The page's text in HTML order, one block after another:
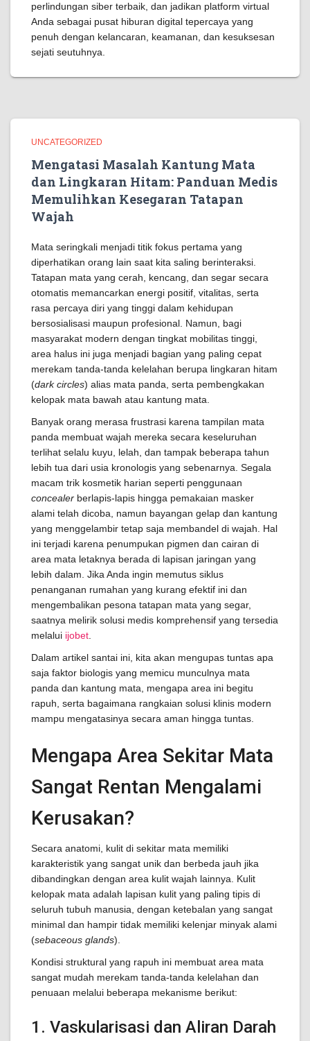
perlindungan siber terbaik, dan jadikan platform virtual
Anda sebagai pusat hiburan digital tepercaya yang
penuh dengan kelancaran, keamanan, dan kesuksesan
sejati seutuhnya.
UNCATEGORIZED
Mengatasi Masalah Kantung Mata
dan Lingkaran Hitam: Panduan Medis
Memulihkan Kesegaran Tatapan
Wajah
Mata seringkali menjadi titik fokus pertama yang
diperhatikan orang lain saat kita saling berinteraksi.
Tatapan mata yang cerah, kencang, dan segar secara
otomatis memancarkan energi positif, vitalitas, serta
rasa percaya diri yang tinggi dalam kehidupan
bersosialisasi maupun profesional. Namun, bagi
masyarakat modern dengan tingkat mobilitas tinggi,
area halus ini juga menjadi bagian yang paling cepat
merekam tanda-tanda kelelahan berupa lingkaran hitam
(dark circles) alias mata panda, serta pembengkakan
kelopak mata bawah atau kantung mata.
Banyak orang merasa frustrasi karena tampilan mata
panda membuat wajah mereka secara keseluruhan
terlihat selalu kuyu, lelah, dan tampak beberapa tahun
lebih tua dari usia kronologis yang sebenarnya. Segala
macam trik kosmetik harian seperti penggunaan
concealer berlapis-lapis hingga pemakaian masker
alami telah dicoba, namun bayangan gelap dan kantung
yang menggelambir tetap saja membandel di wajah. Hal
ini terjadi karena penumpukan pigmen dan cairan di
area mata letaknya berada di lapisan jaringan yang
lebih dalam. Jika Anda ingin memutus siklus
penanganan rumahan yang kurang efektif ini dan
mengembalikan pesona tatapan mata yang segar,
saatnya melirik solusi medis komprehensif yang tersedia
melalui ijobet
Dalam artikel santai ini, kita akan mengupas tuntas apa
saja faktor biologis yang memicu munculnya mata
panda dan kantung mata, mengapa area ini begitu
rapuh, serta bagaimana rangkaian solusi klinis modern
mampu mengatasinya secara aman hingga tuntas.
Mengapa Area Sekitar Mata
Sangat Rentan Mengalami
Kerusakan?
Secara anatomi, kulit di sekitar mata memiliki
karakteristik yang sangat unik dan berbeda jauh jika
dibandingkan dengan area kulit wajah lainnya. Kulit
kelopak mata adalah lapisan kulit yang paling tipis di
seluruh tubuh manusia, dengan ketebalan yang sangat
minimal dan hampir tidak memiliki kelenjar minyak alami
(sebaceous glands).
Kondisi struktural yang rapuh ini membuat area mata
sangat mudah merekam tanda-tanda kelelahan dan
penuaan melalui beberapa mekanisme berikut:
1. Vaskularisasi dan Aliran Darah